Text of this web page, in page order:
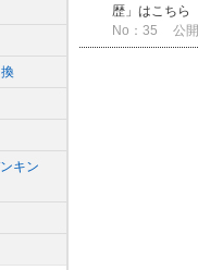
キン
歴」はこちら
No：35 公